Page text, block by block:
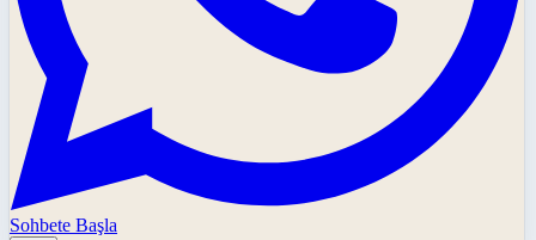
Sohbete Başla